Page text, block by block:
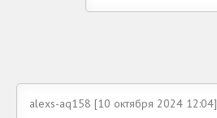
alexs-aq158 [10 октября 2024 12:04]